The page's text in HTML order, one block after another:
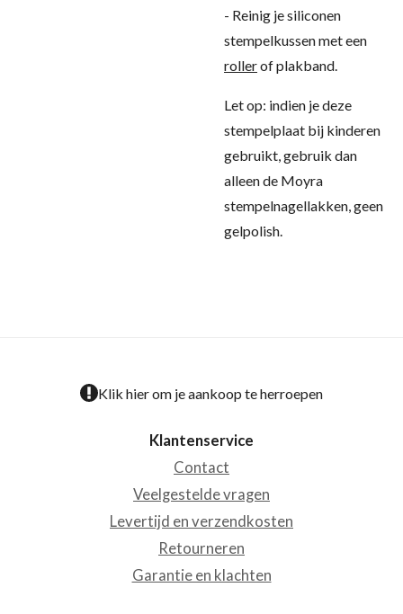
- Reinig je siliconen
stempelkussen met een
rollerof plakband.
Let op: indien je deze
stempelplaat bij kinderen
gebruikt, gebruik dan
alleen de Moyra
stempelnagellakken, geen
gelpolish.
Klik hier om je aankoop te herroepen
Klantenservice
Contact
Veelgestelde vragen
Levertijd en verzendkosten
Retourneren
Garantie en klachten